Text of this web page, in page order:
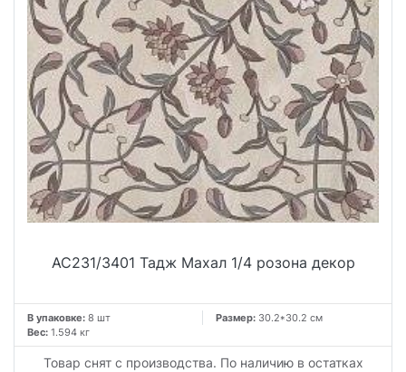
AC231/3401 Тадж Махал 1/4 розона декор
В упаковке: 8 шт Размер: 30.2*30.2 см
Вес: 1.594 кг
Товар снят с производства. По наличию в остатках